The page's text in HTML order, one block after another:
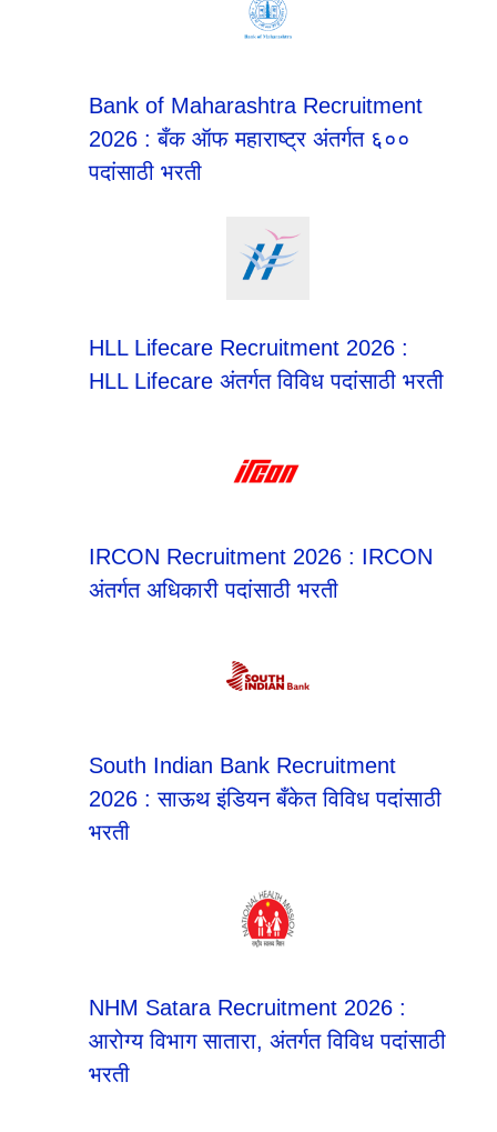
Bank of Maharashtra Recruitment
2026 : बँक ऑफ महाराष्ट्र अंतर्गत ६००
पदांसाठी भरती
HLL Lifecare Recruitment 2026 :
HLL Lifecare अंतर्गत विविध पदांसाठी भरती
IRCON Recruitment 2026 : IRCON
अंतर्गत अधिकारी पदांसाठी भरती
South Indian Bank Recruitment
2026 : साऊथ इंडियन बँकेत विविध पदांसाठी
भरती
NHM Satara Recruitment 2026 :
आरोग्य विभाग सातारा, अंतर्गत विविध पदांसाठी
भरती